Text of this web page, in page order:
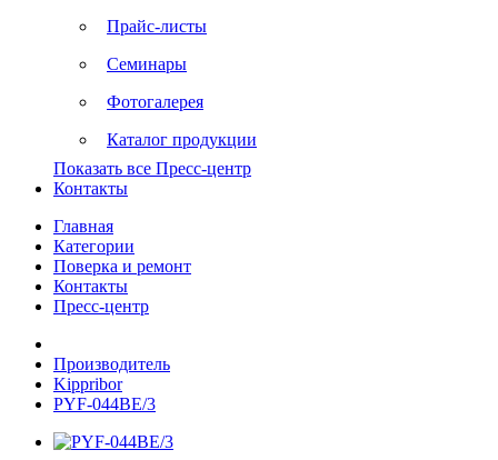
Прайс-листы
Семинары
Фотогалерея
Каталог продукции
Показать все Пресс-центр
Контакты
Главная
Категории
Поверка и ремонт
Контакты
Пресс-центр
Производитель
Kippribor
PYF-044BE/3